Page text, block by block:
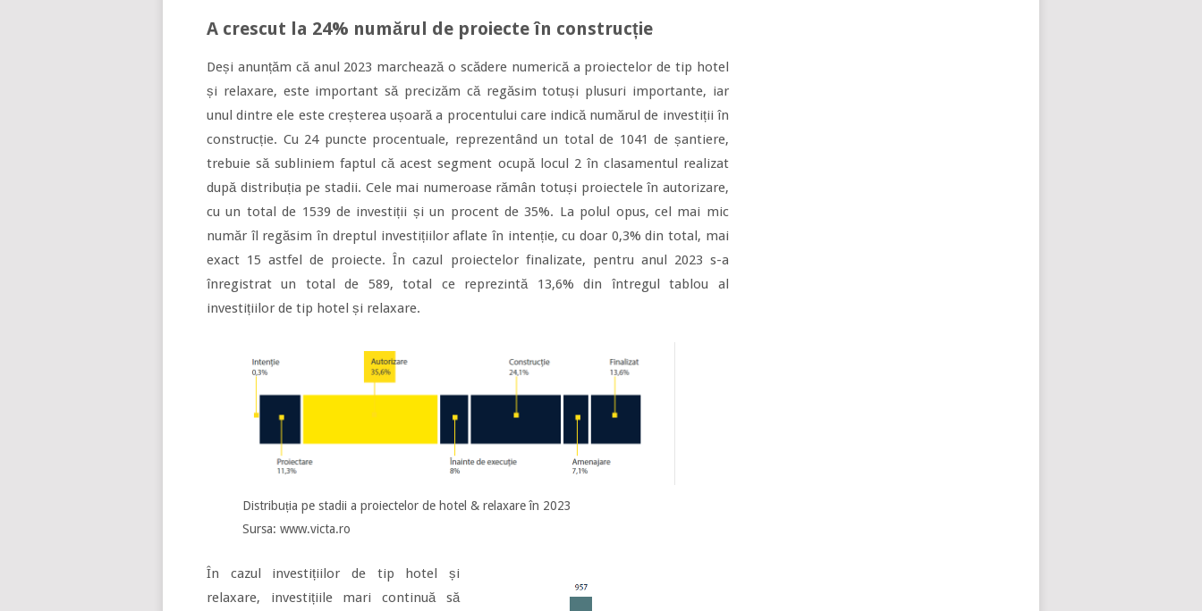
A crescut la 24% numărul de proiecte în construcție
Deși anunțăm că anul 2023 marchează o scădere numerică a proiectelor de tip hotel
și relaxare, este important să precizăm că regăsim totuși plusuri importante, iar
unul dintre ele este creșterea ușoară a procentului care indică numărul de investiții în
construcție. Cu 24 puncte procentuale, reprezentând un total de 1041 de șantiere,
trebuie să subliniem faptul că acest segment ocupă locul 2 în clasamentul realizat
după distribuția pe stadii. Cele mai numeroase rămân totuși proiectele în autorizare,
cu un total de 1539 de investiții și un procent de 35%. La polul opus, cel mai mic
număr îl regăsim în dreptul investițiilor aflate în intenție, cu doar 0,3% din total, mai
exact 15 astfel de proiecte. În cazul proiectelor finalizate, pentru anul 2023 s-a
înregistrat un total de 589, total ce reprezintă 13,6% din întregul tablou al
investițiilor de tip hotel și relaxare.
Distribuția pe stadii a proiectelor de hotel & relaxare în 2023
Sursa: www.victa.ro
În cazul investițiilor de tip hotel și
relaxare, investițiile mari continuă să